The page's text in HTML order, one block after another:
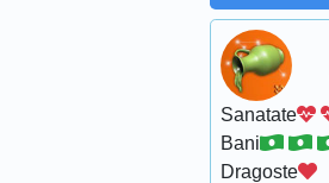
Sanatate
Bani
Dragoste